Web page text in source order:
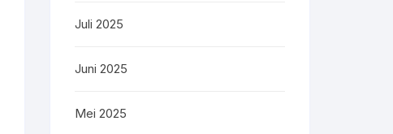
Juli 2025
Juni 2025
Mei 2025